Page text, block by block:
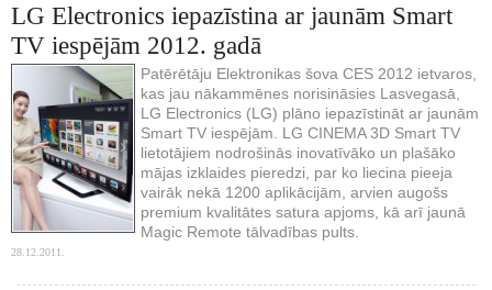
LG Electronics iepazīstina ar jaunām Smart
TV iespējām 2012. gadā
Patērētāju Elektronikas šova CES 2012 ietvaros,
kas jau nākammēnes norisināsies Lasvegasā,
LG Electronics (LG) plāno iepazīstināt ar jaunām
Smart TV iespējām. LG CINEMA 3D Smart TV
lietotājiem nodrošinās inovatīvāko un plašāko
mājas izklaides pieredzi, par ko liecina pieeja
vairāk nekā 1200 aplikācijām, arvien augošs
premium kvalitātes satura apjoms, kā arī jaunā
Magic Remote tālvadības pults.
28.12.2011.